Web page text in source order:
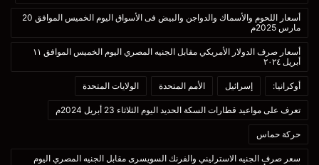
أسعار اللحوم والأسماك والدواجن والبيض فى الأسواق اليوم الخميس الموافق 20
مارس 2025م
أسعار صرف الدولار الأمريكي مقابل الجنيه المصري اليوم الخميس الموافق ١١
أبريل ٢٠٢٤
أوكرانيا: إسرائيل الأمم المتحدة الولايات المتحدة
تعرف على مواعيد قطارات السكة الحديد اليوم الثلاثاء 23 أبريل 2024م
حركة حماس
سعر صرف الجنيه الاسترليني والفرنك السويسرى مقابل الجنيه المصري اليوم